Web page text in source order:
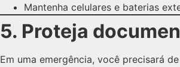
Mantenha celulares e baterias
5. Proteja
Em uma emergência, você precisará